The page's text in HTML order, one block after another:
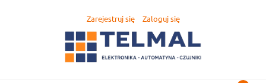
Zarejestruj się Zaloguj się